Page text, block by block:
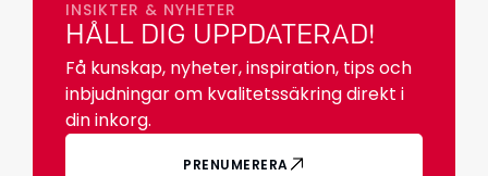
INSIKTER & NYHETER
HÅLL DIG UPPDATERAD!
Få kunskap, nyheter, inspiration, tips och
inbjudningar om kvalitetssäkring direkt i
din inkorg.
PRENUMERERA